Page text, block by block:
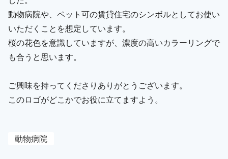
動物病院や、ペット可の賃貸住宅のシンボルとしてお使い
いただくことを想定しています。
桜の花色を意識していますが、濃度の高いカラーリングで
も合うと思います。
ご興味を持ってくださりありがとうございます。
このロゴがどこかでお役に立てますよう。
動物病院